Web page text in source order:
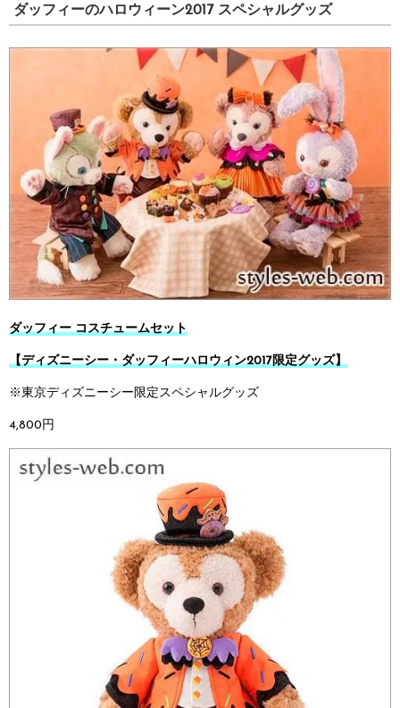
ダッフィーのハロウィーン2017 スペシャルグッズ
ダッフィー コスチュームセット
【ディズニーシー・ダッフィーハロウィン2017限定グッズ】
※東京ディズニーシー限定スペシャルグッズ
4,800円